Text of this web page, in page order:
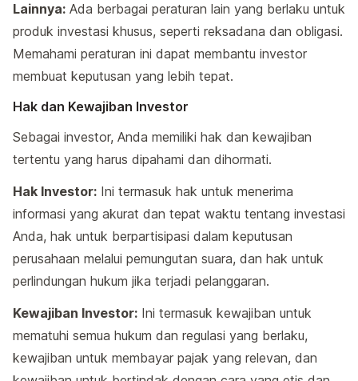
Lainnya: Ada berbagai peraturan lain yang berlaku untuk
produk investasi khusus, seperti reksadana dan obligasi.
Memahami peraturan ini dapat membantu investor
membuat keputusan yang lebih tepat.
Hak dan Kewajiban Investor
Sebagai investor, Anda memiliki hak dan kewajiban
tertentu yang harus dipahami dan dihormati.
Hak Investor: Ini termasuk hak untuk menerima
informasi yang akurat dan tepat waktu tentang investasi
Anda, hak untuk berpartisipasi dalam keputusan
perusahaan melalui pemungutan suara, dan hak untuk
perlindungan hukum jika terjadi pelanggaran.
Kewajiban Investor: Ini termasuk kewajiban untuk
mematuhi semua hukum dan regulasi yang berlaku,
kewajiban untuk membayar pajak yang relevan, dan